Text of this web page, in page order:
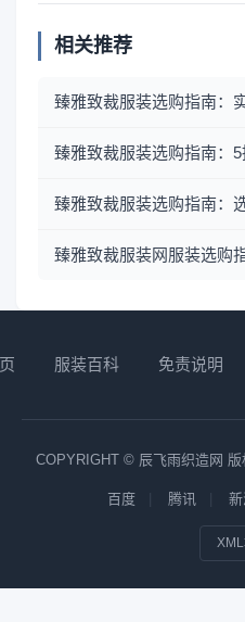
相关推荐
臻雅致裁服装选购指南：
臻雅致裁服装选购指南：
臻雅致裁服装选购指南：
臻雅致裁服装网服装选购
服装百科 免责说明
COPYRIGHT © 辰飞雨织造网 版
百度 腾讯 新